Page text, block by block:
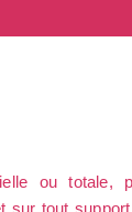
ou totale,
sur tout